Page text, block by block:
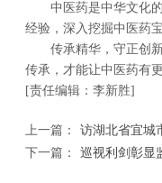
中医药是中华文化
经验，深入挖掘中医药
传承精华，守正创
传承，才能让中医药有
[责任编辑：李新胜]
上一篇：
访湖北省宜城
下一篇：
巡视利剑彰显